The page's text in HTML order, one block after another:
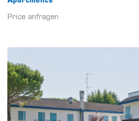
Price anfragen